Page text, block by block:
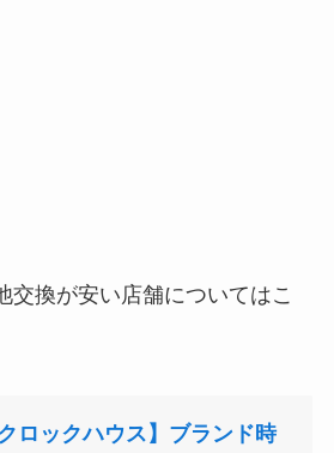
交換が安い店舗についてはこ
ロックハウス】ブランド時